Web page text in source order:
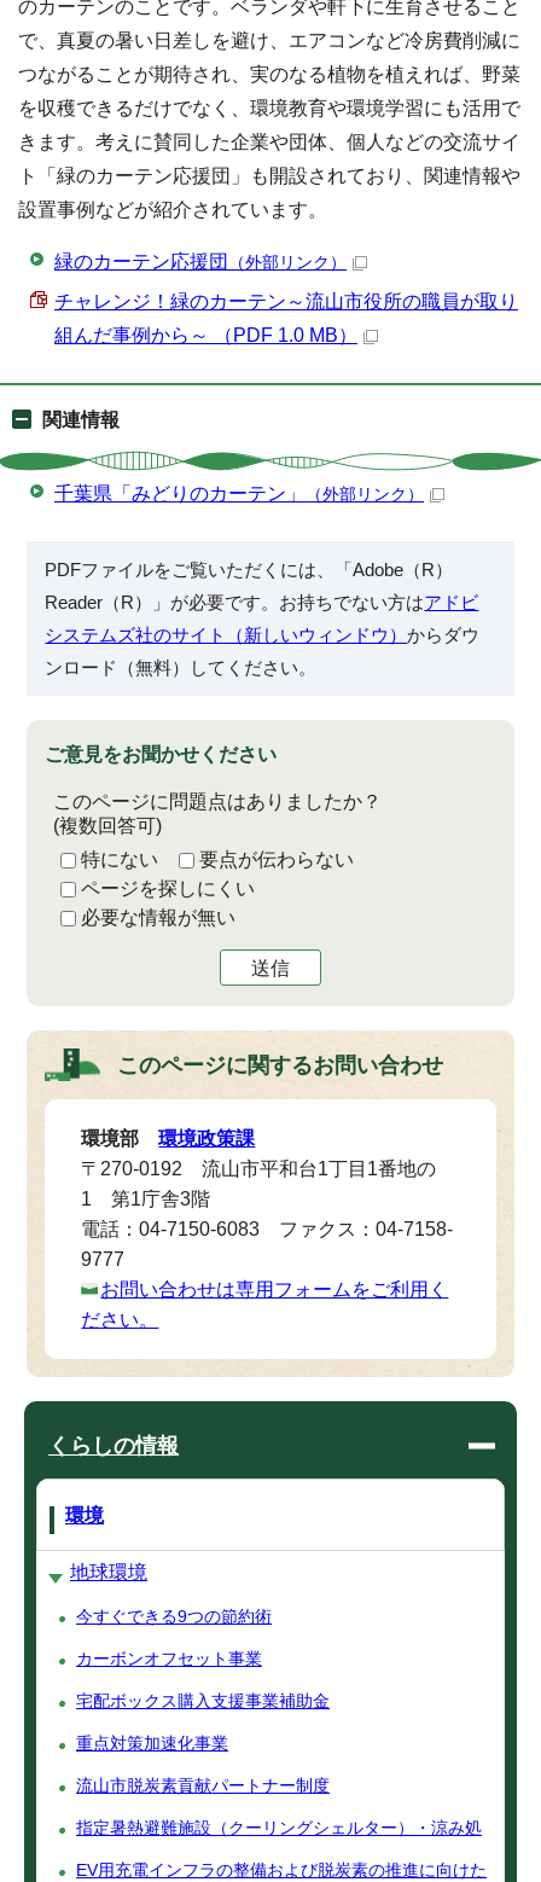
のカーテンのことです。ベランダや軒下に生育させること
で、真夏の暑い日差しを避け、エアコンなど冷房費削減に
つながることが期待され、実のなる植物を植えれば、野菜
を収穫できるだけでなく、環境教育や環境学習にも活用で
きます。考えに賛同した企業や団体、個人などの交流サイ
ト「緑のカーテン応援団」も開設されており、関連情報や
設置事例などが紹介されています。
緑のカーテン応援団 （外部リンク）
チャレンジ！緑のカーテン～流山市役所の職員が取り
組んだ事例から～ （PDF 1.0 MB）
関連情報
千葉県「みどりのカーテン」 （外部リンク）
PDFファイルをご覧いただくには、「Adobe（R）
Reader（R）」が必要です。お持ちでない方はアドビ
システムズ社のサイト（新しいウィンドウ）からダウ
ンロード（無料）してください。
ご意見をお聞かせください
このページに問題点はありましたか？
(複数回答可)
特にない
要点が伝わらない
ページを探しにくい
必要な情報が無い
送信
このページに関するお問い合わせ
環境部環境政策課
〒270-0192 流山市平和台1丁目1番地の
1 第1庁舎3階
電話：04-7150-6083 ファクス：04-7158-
9777
お問い合わせは専用フォームをご利用く
ださい。
くらしの情報
環境
地球環境
今すぐできる9つの節約術
カーボンオフセット事業
宅配ボックス購入支援事業補助金
重点対策加速化事業
流山市脱炭素貢献パートナー制度
指定暑熱避難施設（クーリングシェルター）・涼み処
EV用充電インフラの整備および脱炭素の推進に向けた